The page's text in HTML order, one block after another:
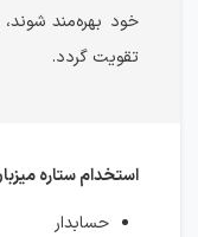
خود بهره‌مند
تقویت گردد.
استخدام ستاره
حسابدار